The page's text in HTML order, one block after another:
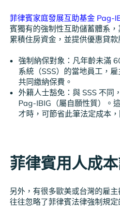
菲律賓家庭發展互助基金 Pag-
賓獨有的強制性互助儲蓄體系
累積住房資金，並提供優惠貸款
強制納保對象：凡年齡未滿
系統（SSS）的當地員工，
共同繳納保費。
外籍人士豁免：與 SSS 不同
Pag-IBIG（屬自願性質）。
才時，可節省此筆法定成本
菲律賓用人成
另外，有很多歐美或台灣的雇
往往忽略了菲律賓法律強制規